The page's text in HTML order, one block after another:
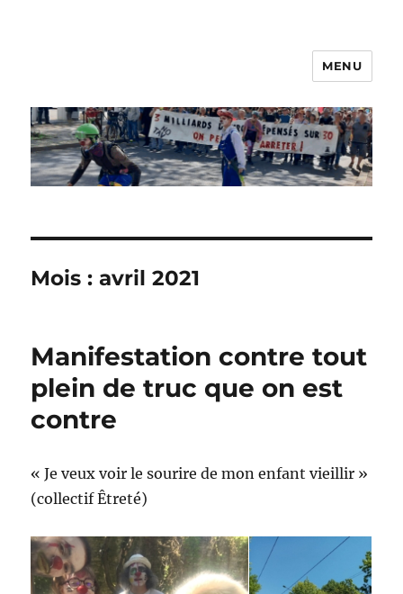
MENU
Mois :avril 2021
Manifestation contre tout
plein de truc que on est
contre
« Je veux voir le sourire de mon enfant vieillir »
(collectif Êtreté)